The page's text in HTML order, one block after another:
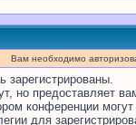
Вам необходимо
но предоставляет
конференции
для